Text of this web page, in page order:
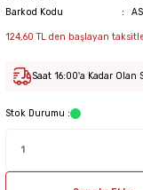
Barkod Kodu
124,60 TL den başlayan
Saat 16:00'a Kadar
Stok Durumu :